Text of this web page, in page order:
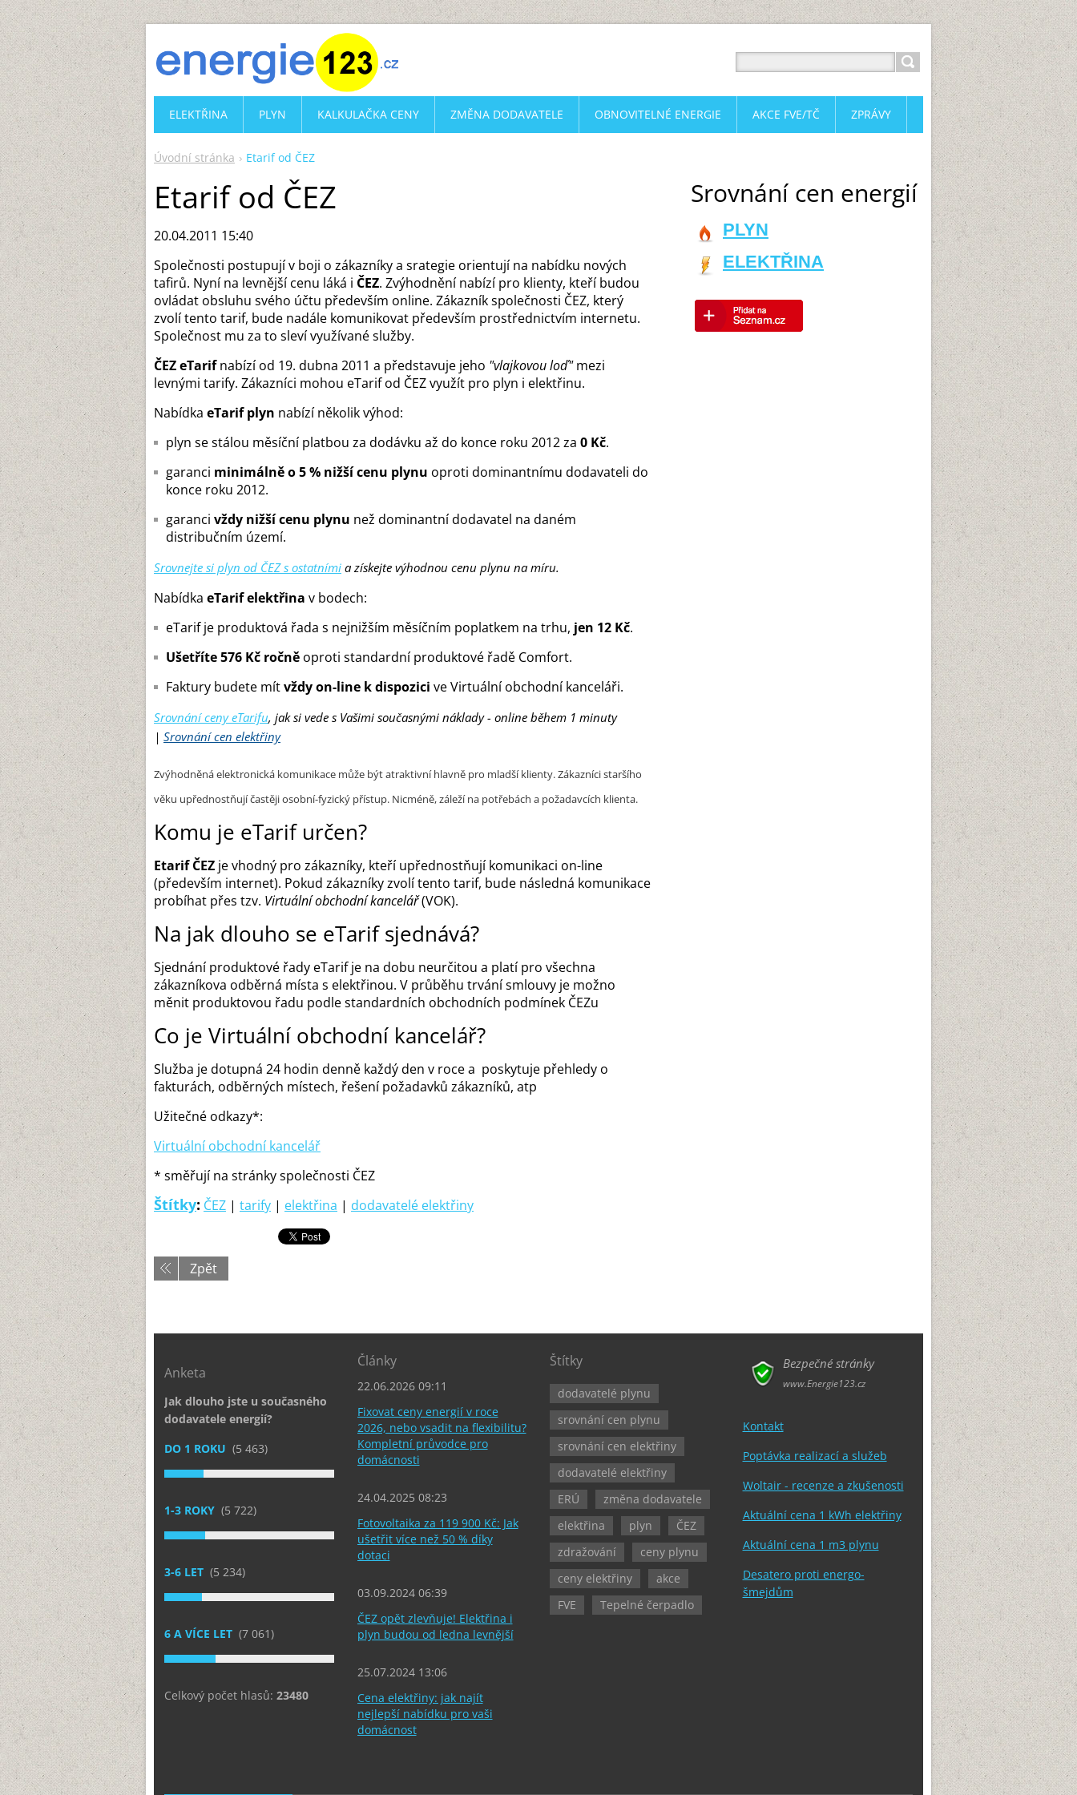
Úvodní stránka Etarif od ČEZ
Etarif od ČEZ
20.04.2011 15:40
Společnosti postupují v boji o zákazníky a srategie orientují na nabídku nových
tafirů. Nyní na levnější cenu láká i ČEZ. Zvýhodnění nabízí pro klienty, kteří budou
ovládat obsluhu svého účtu především online. Zákazník společnosti ČEZ, který
zvolí tento tarif, bude nadále komunikovat především prostřednictvím internetu.
Společnost mu za to sleví využívané služby.
ČEZ eTarifnabízí od 19. dubna 2011 a představuje jeho "vlajkovou loď"mezi
levnými tarify. Zákazníci mohou eTarif od ČEZ využít pro plyn i elektřinu.
Nabídka eTarif plyn nabízí několik výhod:
plyn se stálou měsíční platbou za dodávku až do konce roku 2012 za 0 Kč.
garanci minimálně o 5 % nižší cenu plynu oproti dominantnímu dodavateli do
konce roku 2012.
garanci vždy nižší cenu plynu než dominantní dodavatel na daném
distribučním území.
Srovnejte si plyn od ČEZ s ostatními a získejte výhodnou cenu plynu na míru.
Nabídka eTarif elektřina v bodech:
eTarif je produktová řada s nejnižším měsíčním poplatkem na trhu, jen 12 Kč.
Ušetříte 576 Kč ročně oproti standardní produktové řadě Comfort.
Faktury budete mítvždy on-line k dispozici ve Virtuální obchodní kanceláři.
Srovnáníceny eTarifu, jak si vede s Vašimi současnými náklady - online během 1 minuty
| Srovnání cen elektřiny
Zvýhodněná elektronická komunikace může být atraktivní hlavně pro mladší klienty. Zákazníci staršího
věku upřednostňují častěji osobní-fyzický přístup. Nicméně, záleží na potřebách a požadavcích klienta.
Komu je eTarif určen?
Etarif ČEZ je vhodný pro zákazníky, kteří upřednostňují komunikaci on-line
(především internet). Pokud zákazníky zvolí tento tarif, bude následná komunikace
probíhat přes tzv. Virtuální obchodní kancelář(VOK).
Na jak dlouho se eTarif sjednává?
Sjednání produktové řady eTarif je na dobu neurčitou a platí pro všechna
zákazníkova odběrná místa s elektřinou. V průběhu trvání smlouvy je možno
měnit produktovou řadu podle standardních obchodních podmínek ČEZu
Co je Virtuální obchodní kancelář?
Služba je dotupná 24 hodin denně každý den v roce a poskytuje přehledy o
fakturách, odběrných místech, řešení požadavků zákazníků, atp
Užitečné odkazy*:
Virtuální obchodní kancelář
* směřují na stránky společnosti ČEZ
Štítky: ČEZ | tarify | elektřina | dodavatelé elektřiny
Zpět
Srovnání cen energií
PLYN
ELEKTŘINA
ELEKTŘINA PLYN KALKULAČKA CENY ZMĚNA DODAVATELE OBNOVITELNÉ ENERGIE AKCE FVE/TČ ZPRÁVY
Anketa
Jak dlouho jste u současného
dodavatele energií?
DO 1 ROKU (5 463)
1-3 ROKY (5 722)
3-6 LET (5 234)
6 A VÍCE LET (7 061)
Celkový počet hlasů: 23480
Články
22.06.2026 09:11
Fixovat ceny energií v roce
2026, nebo vsadit na flexibilitu?
Kompletní průvodce pro
domácnosti
24.04.2025 08:23
Fotovoltaika za 119 900 Kč: Jak
ušetřit více než 50 % díky
dotaci
03.09.2024 06:39
ČEZ opět zlevňuje! Elektřina i
plyn budou od ledna levnější
25.07.2024 13:06
Cena elektřiny: jak najít
nejlepší nabídku pro vaši
domácnost
Štítky
dodavatelé plynu
srovnání cen plynu
srovnání cen elektřiny
dodavatelé elektřiny
ERÚ
změna dodavatele
elektřina
plyn
ČEZ
zdražování
ceny plynu
ceny elektřiny
akce
FVE
Tepelné čerpadlo
Bezpečné stránky
www.Energie123.cz
Kontakt
Poptávka realizací a služeb
Woltair - recenze a zkušenosti
Aktuální cena 1 kWh elektřiny
Aktuální cena 1 m3 plynu
Desatero proti energo-
šmejdům